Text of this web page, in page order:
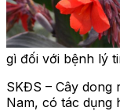
gì đối với bệnh lý
SKĐS – Cây dong
Nam, có tác